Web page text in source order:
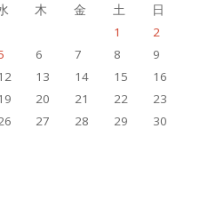
木 金 土
日
1
2
6 7 8
9
13 14 15
16
20 21 22
23
27 28 29
30